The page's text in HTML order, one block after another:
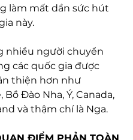
làm mất dần sức hút
này.
nhiều người chuyển
các quốc gia được
thiện hơn như
Bồ Đào Nha, Ý, Canada,
và thậm chí là Nga.